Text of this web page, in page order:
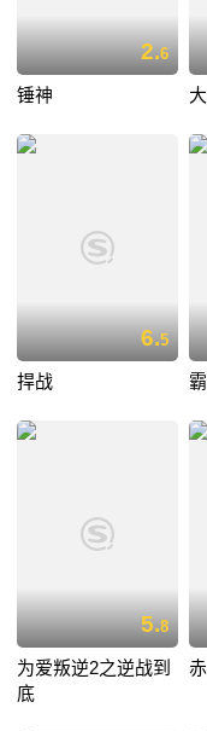
2.6
锤神
6.5
捍战
5.8
为爱叛逆2之逆战到
底